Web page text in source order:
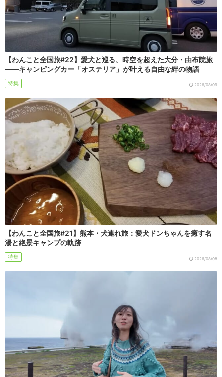
【わんこと全国旅#22】愛犬と巡る、時空を超えた大分・由布院旅
――キャンピングカー「オステリア」が叶える自由な絆の物語
特集 2026/08/09
【わんこと全国旅#21】熊本・犬連れ旅：愛犬ドンちゃんを癒す名
湯と絶景キャンプの軌跡
特集 2026/08/08